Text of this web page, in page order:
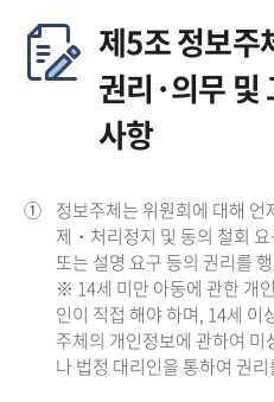
제5조 정보주
권리·의무 및
사항
① 정보주체는 위원회에 대해
제・처리정지 및 동의 철회
또는 설명 요구 등의 권리를
※ 14세 미만 아동에 관한 개
인이 직접 해야 하며, 14세 이
주체의 개인정보에 관하여
나 법정 대리인을 통하여 권